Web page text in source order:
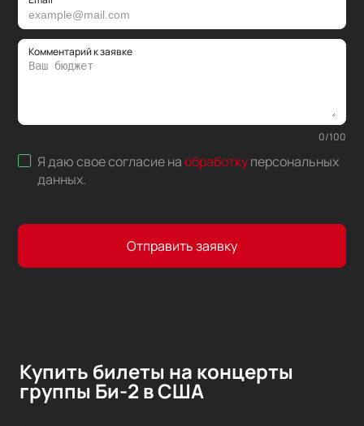
Комментарий к заявке
0/100
Я даю свое согласие наобработкуперсональных
данных.
Отправить заявку
Купить билеты на концерты
группы Би-2 в США